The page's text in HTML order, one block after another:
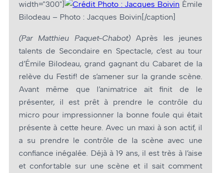
width="300"]
Émile
Bilodeau – Photo : Jacques Boivin[/caption]
(Par Matthieu Paquet-Chabot)Après les jeunes
talents de Secondaire en Spectacle, c’est au tour
d’Émile Bilodeau, grand gagnant du Cabaret de la
relève du Festif! de s’amener sur la grande scène.
Avant même que l’animatrice ait finit de le
présenter, il est prêt à prendre le contrôle du
micro pour impressionner la bonne foule qui était
présente à cette heure. Avec un maxi à son actif, il
a su prendre le contrôle de la scène avec une
confiance inégalée. Déjà à 19 ans, il est très à l’aise
et confortable sur une scène et il sait comment